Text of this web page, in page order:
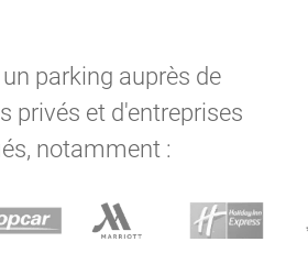
parking auprès de
privés et d'entreprises
notamment :